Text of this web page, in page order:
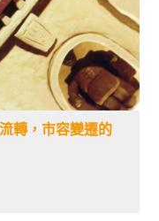
轉，市容變遷的